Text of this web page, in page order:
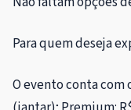
Para quem deseja
O evento conta com